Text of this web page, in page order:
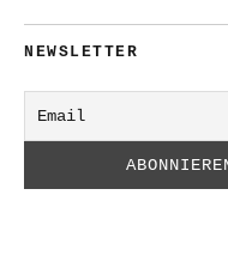
NEWSLETTER